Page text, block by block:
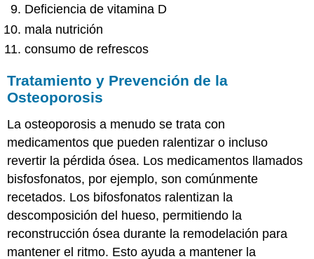
Deficiencia de vitamina D
mala nutrición
consumo de refrescos
Tratamiento y Prevención de la
Osteoporosis
La osteoporosis a menudo se trata con
medicamentos que pueden ralentizar o incluso
revertir la pérdida ósea. Los medicamentos llamados
bisfosfonatos, por ejemplo, son comúnmente
recetados. Los bifosfonatos ralentizan la
descomposición del hueso, permitiendo la
reconstrucción ósea durante la remodelación para
mantener el ritmo. Esto ayuda a mantener la